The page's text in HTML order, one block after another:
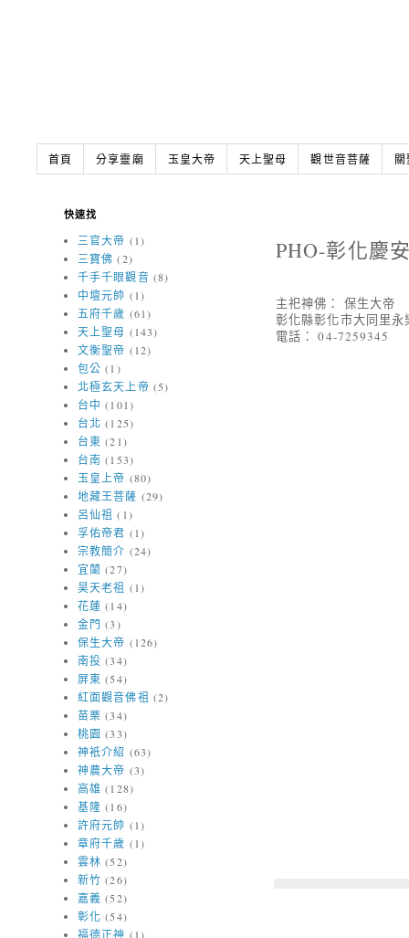
首頁 分享靈廟 玉皇大帝 天上聖母 觀世音菩薩
PHO-彰化慶
主祀神佛： 保生大帝
彰化縣彰化市大同里永
電話： 04-7259345
快速找
三官大帝 (1)
三寶佛 (2)
千手千眼觀音 (8)
中壇元帥 (1)
五府千歲 (61)
天上聖母 (143)
文衡聖帝 (12)
包公 (1)
北極玄天上帝 (5)
台中 (101)
台北 (125)
台東 (21)
台南 (153)
玉皇上帝 (80)
地藏王菩薩 (29)
呂仙祖 (1)
孚佑帝君 (1)
宗教簡介 (24)
宜蘭 (27)
昊天老祖 (1)
花蓮 (14)
金門 (3)
保生大帝 (126)
南投 (34)
屏東 (54)
紅面觀音佛祖 (2)
苗栗 (34)
桃園 (33)
神衹介紹 (63)
神農大帝 (3)
高雄 (128)
基隆 (16)
許府元帥 (1)
章府千歲 (1)
雲林 (52)
新竹 (26)
嘉義 (52)
彰化 (54)
福德正神 (1)